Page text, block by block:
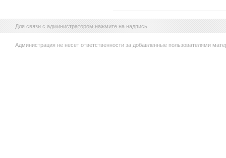
Для связи с администратором нажмите на надпись
Администрация не несет ответственности за добавленные пользователями